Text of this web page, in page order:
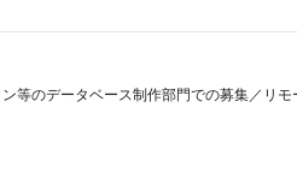
等のデータベース制作部門での募集／リ